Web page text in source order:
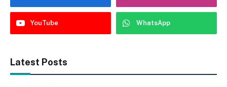
YouTube WhatsApp
Latest Posts